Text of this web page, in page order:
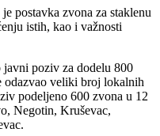
postavka zvona za staklenu
istih, kao i važnosti
javni poziv za dodelu 800
odazvao veliki broj lokalnih
podeljeno 600 zvona u 12
Negotin, Kruševac,